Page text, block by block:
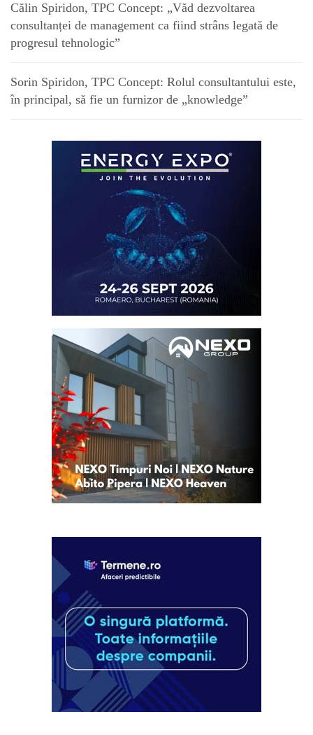
Călin Spiridon, TPC Concept: „Văd dezvoltarea
consultanței de management ca fiind strâns legată de
progresul tehnologic”
Sorin Spiridon, TPC Concept: Rolul consultantului este,
în principal, să fie un furnizor de „knowledge”